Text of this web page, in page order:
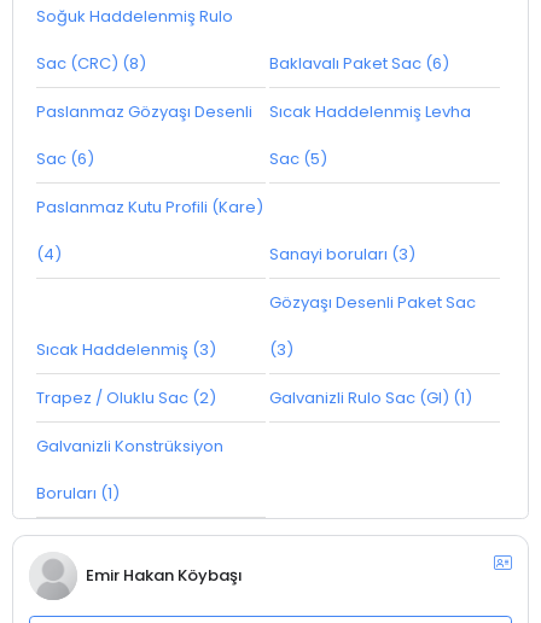
Soğuk Haddelenmiş Rulo
Sac (CRC) (8) Baklavalı Paket Sac (6)
Paslanmaz Gözyaşı Desenli
Sac (6)
Sıcak Haddelenmiş Levha
Sac (5)
Paslanmaz Kutu Profili (Kare)
(4) Sanayi boruları (3)
Sıcak Haddelenmiş (3)
Gözyaşı Desenli Paket Sac
(3)
Trapez / Oluklu Sac (2) Galvanizli Rulo Sac (GI) (1)
Galvanizli Konstrüksiyon
Boruları (1)
Emir Hakan Köybaşı